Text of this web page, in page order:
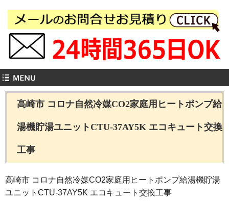
高崎市 コロナ自然冷媒CO2家庭用ヒートポンプ給
湯機貯湯ユニットCTU-37AY5K エコキュート交換
工事
高崎市 コロナ自然冷媒CO2家庭用ヒートポンプ給湯機貯湯
ユニットCTU-37AY5K エコキュート交換工事